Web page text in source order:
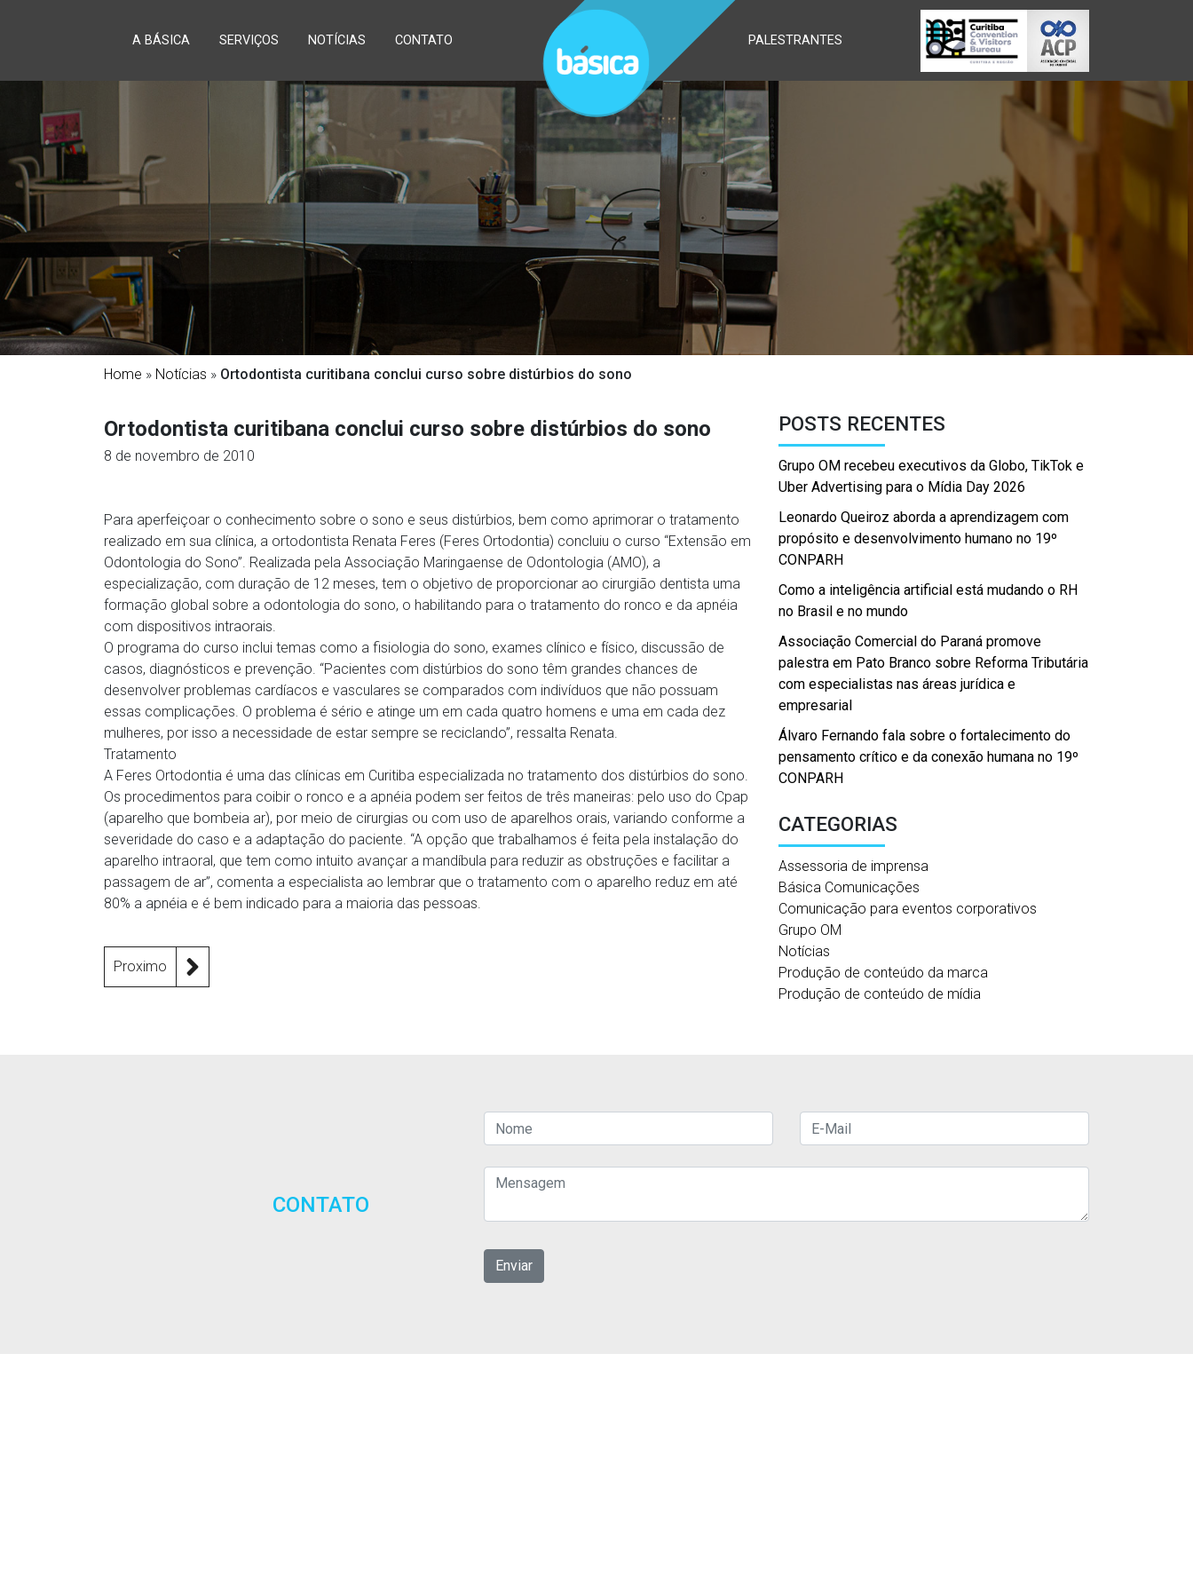
A BÁSICA SERVIÇOS NOTÍCIAS CONTATO PALESTRANTES
Home » Notícias » Ortodontista curitibana conclui curso sobre distúrbios do sono
Ortodontista curitibana conclui curso sobre distúrbios do sono
8 de novembro de 2010
Para aperfeiçoar o conhecimento sobre o sono e seus distúrbios, bem como aprimorar o tratamento
realizado em sua clínica, a ortodontista Renata Feres (Feres Ortodontia) concluiu o curso “Extensão em
Odontologia do Sono”. Realizada pela Associação Maringaense de Odontologia (AMO), a
especialização, com duração de 12 meses, tem o objetivo de proporcionar ao cirurgião dentista uma
formação global sobre a odontologia do sono, o habilitando para o tratamento do ronco e da apnéia
com dispositivos intraorais.
O programa do curso inclui temas como a fisiologia do sono, exames clínico e físico, discussão de
casos, diagnósticos e prevenção. “Pacientes com distúrbios do sono têm grandes chances de
desenvolver problemas cardíacos e vasculares se comparados com indivíduos que não possuam
essas complicações. O problema é sério e atinge um em cada quatro homens e uma em cada dez
mulheres, por isso a necessidade de estar sempre se reciclando”, ressalta Renata.
Tratamento
A Feres Ortodontia é uma das clínicas em Curitiba especializada no tratamento dos distúrbios do sono.
Os procedimentos para coibir o ronco e a apnéia podem ser feitos de três maneiras: pelo uso do Cpap
(aparelho que bombeia ar), por meio de cirurgias ou com uso de aparelhos orais, variando conforme a
severidade do caso e a adaptação do paciente. “A opção que trabalhamos é feita pela instalação do
aparelho intraoral, que tem como intuito avançar a mandíbula para reduzir as obstruções e facilitar a
passagem de ar”, comenta a especialista ao lembrar que o tratamento com o aparelho reduz em até
80% a apnéia e é bem indicado para a maioria das pessoas.
Proximo
POSTS RECENTES
Grupo OM recebeu executivos da Globo, TikTok e
Uber Advertising para o Mídia Day 2026
Leonardo Queiroz aborda a aprendizagem com
propósito e desenvolvimento humano no 19º
CONPARH
Como a inteligência artificial está mudando o RH
no Brasil e no mundo
Associação Comercial do Paraná promove
palestra em Pato Branco sobre Reforma Tributária
com especialistas nas áreas jurídica e
empresarial
Álvaro Fernando fala sobre o fortalecimento do
pensamento crítico e da conexão humana no 19º
CONPARH
CATEGORIAS
Assessoria de imprensa
Básica Comunicações
Comunicação para eventos corporativos
Grupo OM
Notícias
Produção de conteúdo da marca
Produção de conteúdo de mídia
CONTATO